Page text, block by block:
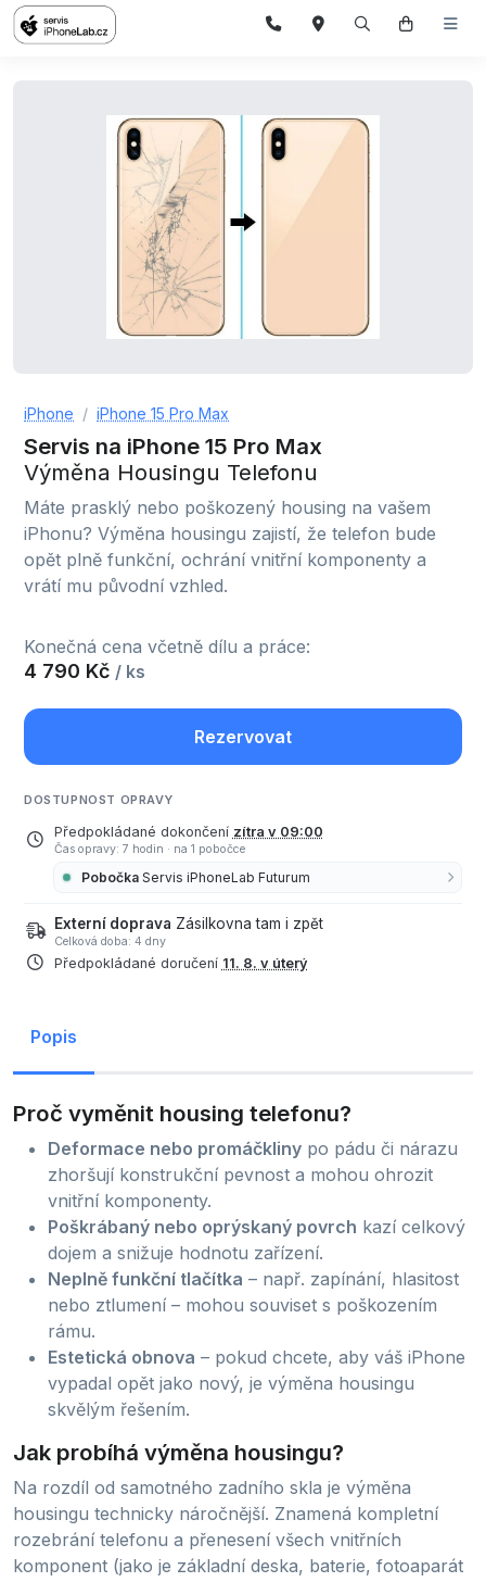
iPhone iPhone 15 Pro Max
Servis na iPhone 15 Pro Max
Výměna Housingu Telefonu
Máte prasklý nebo poškozený housing na vašem
iPhonu? Výměna housingu zajistí, že telefon bude
opět plně funkční, ochrání vnitřní komponenty a
vrátí mu původní vzhled.
Konečná cena včetně dílu a práce:
4 790 Kč / ks
Rezervovat
DOSTUPNOST OPRAVY
Předpokládané dokončení zítra v 09:00
Čas opravy: 7 hodin · na 1 pobočce
Pobočka Servis iPhoneLab Futurum
Externí doprava Zásilkovna tam i zpět
Celková doba: 4 dny
Předpokládané doručení 11. 8. v úterý
Popis
Proč vyměnit housing telefonu?
Deformace nebo promáčkliny po pádu či nárazu
zhoršují konstrukční pevnost a mohou ohrozit
vnitřní komponenty.
Poškrábaný nebo oprýskaný povrch kazí celkový
dojem a snižuje hodnotu zařízení.
Neplně funkční tlačítka – např. zapínání, hlasitost
nebo ztlumení – mohou souviset s poškozením
rámu.
Estetická obnova – pokud chcete, aby váš iPhone
vypadal opět jako nový, je výměna housingu
skvělým řešením.
Jak probíhá výměna housingu?
Na rozdíl od samotného zadního skla je výměna
housingu technicky náročnější. Znamená kompletní
rozebrání telefonu a přenesení všech vnitřních
komponent (jako je základní deska, baterie, fotoaparát